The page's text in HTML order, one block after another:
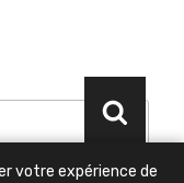
votre expérience de